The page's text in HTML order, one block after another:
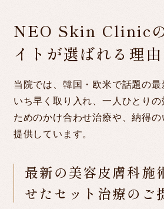
NEO Skin Clinic
イトが選ばれる理由
当院では、韓国・欧米で話題の
いち早く取り入れ、一人ひとりの
ためのかけ合わせ治療や、納得
提供しています。
最新の美容皮膚科施
せたセット治療のご